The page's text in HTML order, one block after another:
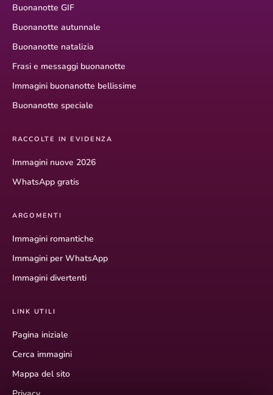
Buonanotte GIF
Buonanotte autunnale
Buonanotte natalizia
Frasi e messaggi buonanotte
Immagini buonanotte bellissime
Buonanotte speciale
RACCOLTE IN EVIDENZA
Immagini nuove 2026
WhatsApp gratis
ARGOMENTI
Immagini romantiche
Immagini per WhatsApp
Immagini divertenti
LINK UTILI
Pagina iniziale
Cerca immagini
Mappa del sito